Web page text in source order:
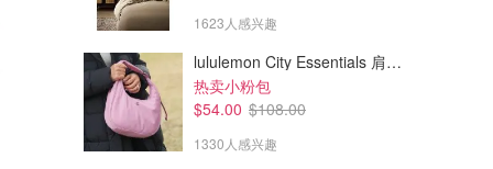
1623人感兴趣
lululemon City Essentials 肩背包 4L
热卖小粉包
$54.00 $108.00
1330人感兴趣